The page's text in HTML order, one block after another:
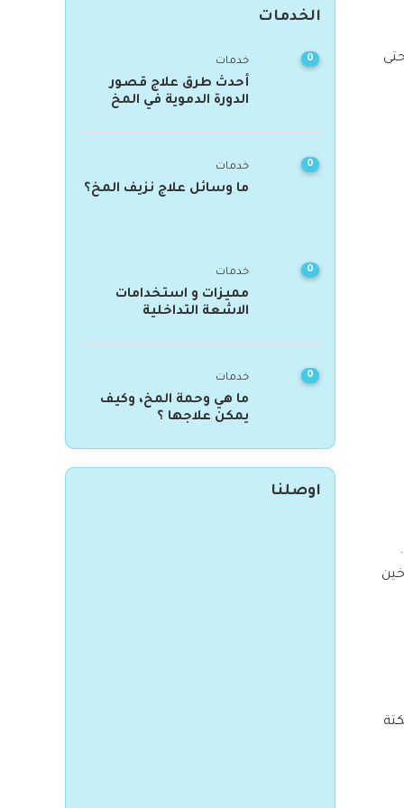
الخدمات
0 خدمات
أحدث طرق علاج قصور
الدورة الدموية في المخ
0 خدمات
ما وسائل علاج نزيف المخ؟
0 خدمات
مميزات و استخدامات
الاشعة التداخلية
0 خدمات
ما هي وحمة المخ، وكيف
يمكن علاجها ؟
اوصلنا